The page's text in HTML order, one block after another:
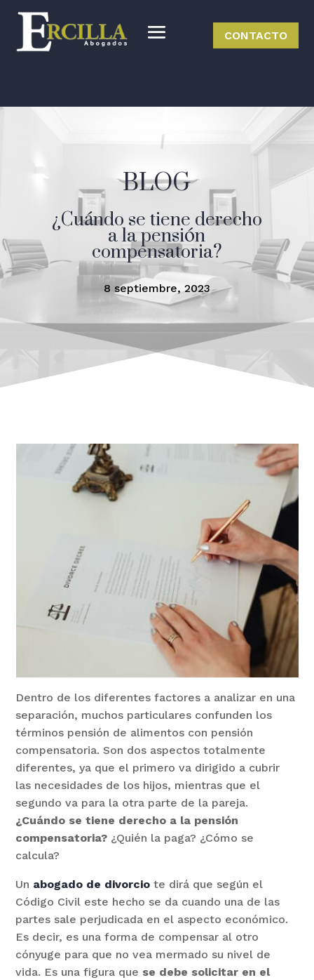
CONTACTO
BLOG
¿Cuándo se tiene derecho
a la pensión
compensatoria?
8 septiembre, 2023
Dentro de los diferentes factores a analizar en una
separación, muchos particulares confunden los
términos pensión de alimentos con pensión
compensatoria. Son dos aspectos totalmente
diferentes, ya que el primero va dirigido a cubrir
las necesidades de los hijos, mientras que el
segundo va para la otra parte de la pareja.
¿Cuándo se tiene derecho a la pensión
compensatoria? ¿Quién la paga? ¿Cómo se
calcula?
Un abogado de divorcio te dirá que según el
Código Civil este hecho se da cuando una de las
partes sale perjudicada en el aspecto económico.
Es decir, es una forma de compensar al otro
cónyuge para que no vea mermado su nivel de
vida. Es una figura que se debe solicitar en el